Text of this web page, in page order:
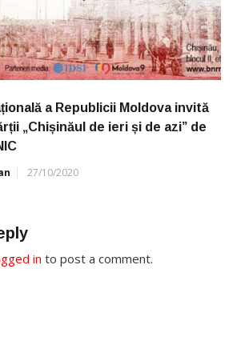
a Republicii Moldova invită
„Chișinăul de ieri și de azi” de
27/10/2020
in to post a comment.